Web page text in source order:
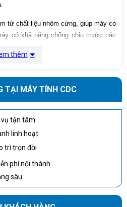
từ chất liệu nhôm cứng, giúp máy có
có khả năng chống chịu trước các
NÉT
7C0W1PAđược trang bị
ưu góc hiển thị, cho máy có độ rộng
Độ phân giải FHD (1920 x 1080) cho
nét, chân thật với màu sắc tươi tắn,
IPS và độ sáng 250 nits cho máy
và độ sáng ổn định, giúp bạn có thể
bị tính năng anti glare giúp lọc ánh
thêm
TẠI MÁY TÍNH CDC
vụ tận tâm
linh hoạt
trì trọn đời
phí nội thành
sâu